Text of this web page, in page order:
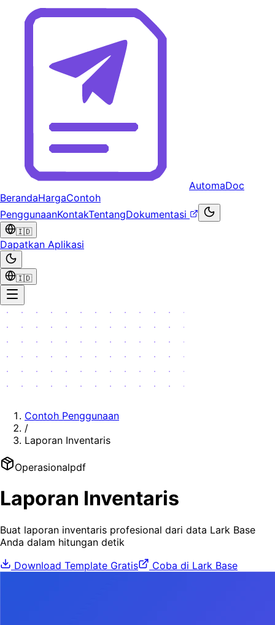
AutomaDoc
BerandaHargaContoh
PenggunaanKontakTentangDokumentasi
🇮🇩
Dapatkan Aplikasi
🇮🇩
Contoh Penggunaan
/
Laporan Inventaris
Operasionalpdf
Laporan Inventaris
Buat laporan inventaris profesional dari data Lark Base
Anda dalam hitungan detik
Download Template Gratis
Coba di Lark Base